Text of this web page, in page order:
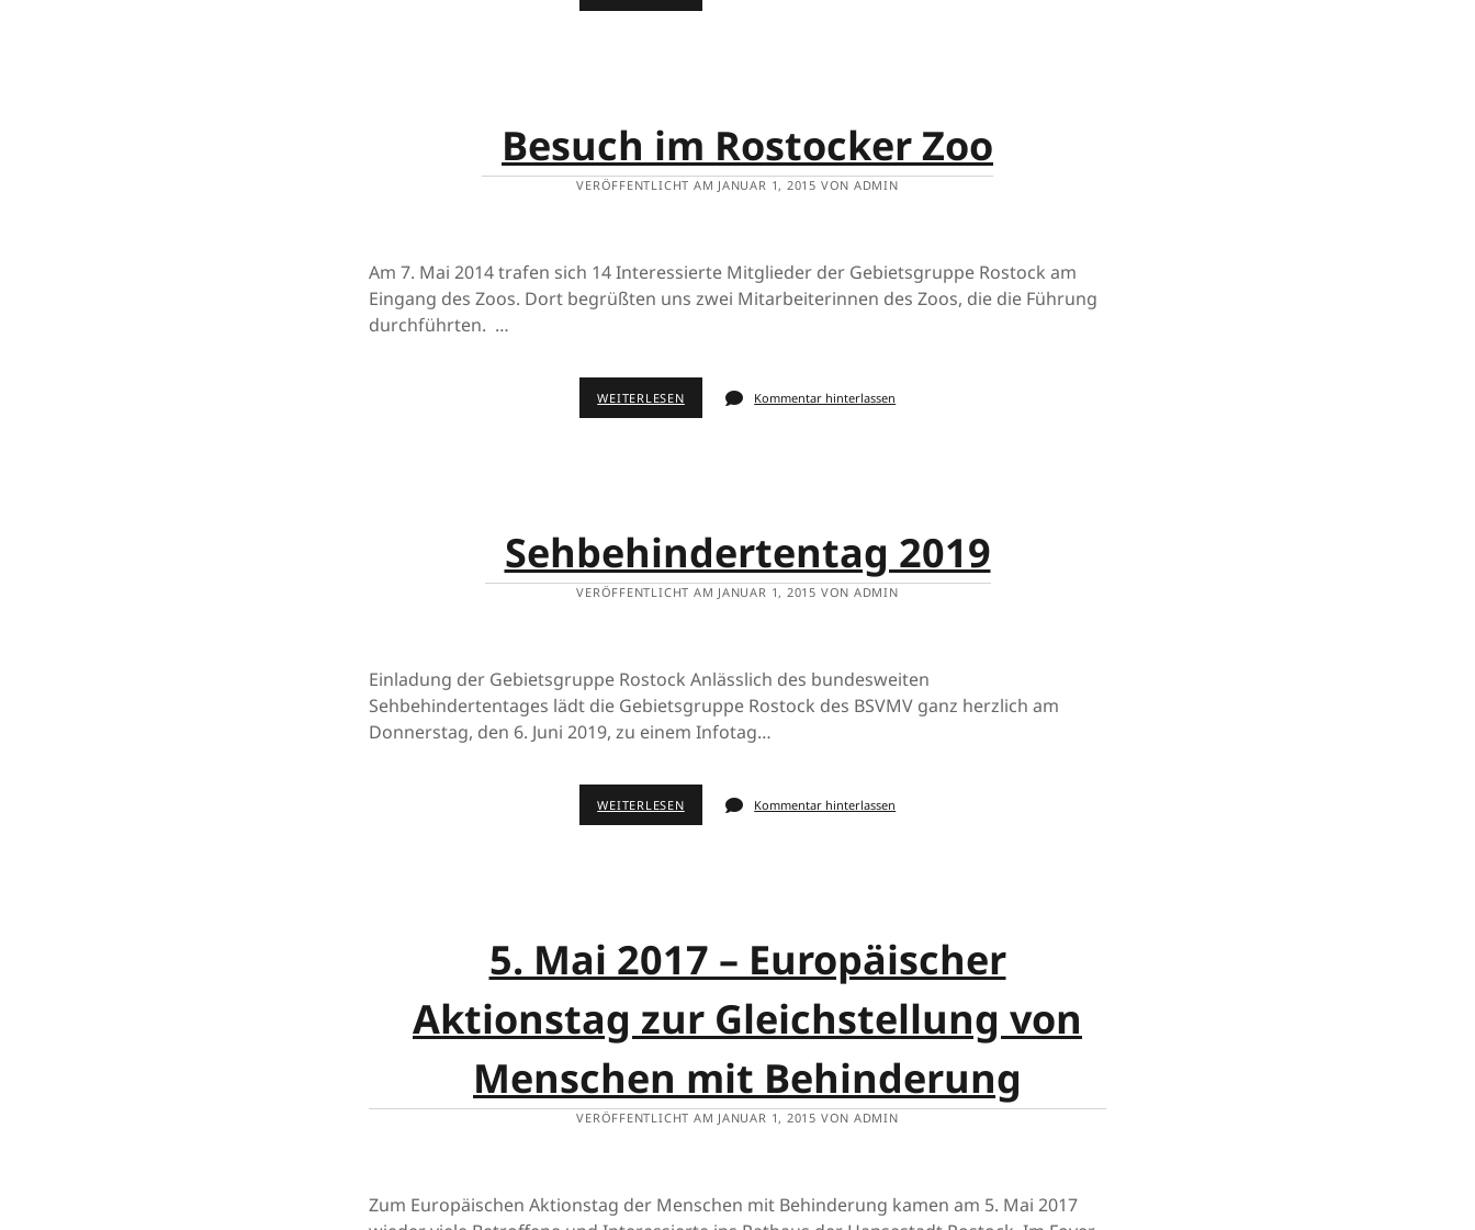
Besuch im Rostocker Zoo
VERÖFFENTLICHT AM JANUAR 1, 2015 VON ADMIN
Am 7. Mai 2014 trafen sich 14 Interessierte Mitglieder der Gebietsgruppe Rostock am
Eingang des Zoos. Dort begrüßten uns zwei Mitarbeiterinnen des Zoos, die die Führung
durchführten. …
WEITERLESEN Kommentar hinterlassen
Sehbehindertentag 2019
VERÖFFENTLICHT AM JANUAR 1, 2015 VON ADMIN
Einladung der Gebietsgruppe Rostock Anlässlich des bundesweiten
Sehbehindertentages lädt die Gebietsgruppe Rostock des BSVMV ganz herzlich am
Donnerstag, den 6. Juni 2019, zu einem Infotag…
WEITERLESEN Kommentar hinterlassen
5. Mai 2017 – Europäischer
Aktionstag zur Gleichstellung von
Menschen mit Behinderung
VERÖFFENTLICHT AM JANUAR 1, 2015 VON ADMIN
Zum Europäischen Aktionstag der Menschen mit Behinderung kamen am 5. Mai 2017